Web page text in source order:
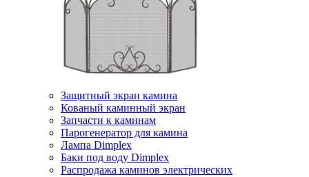
Защитный экран камина
Кованый каминный экран
Запчасти к каминам
Парогенератор для камина
Лампа Dimplex
Баки под воду Dimplex
Распродажа каминов электрических